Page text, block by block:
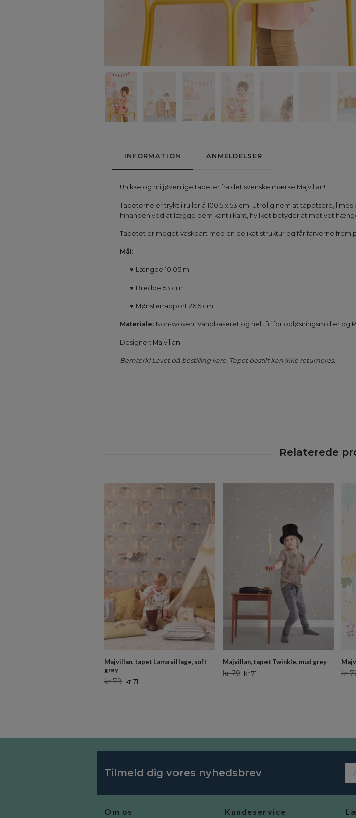
INFORMATION ANMELDELSER
Unikke og miljøvenlige tapeter fra det svenske mærke Majvillan!
Tapeterne er trykt i ruller á 100,5 x 53 cm. Utrolig nem at tapetsere,
hinanden ved at lægge dem kant i kant, hvilket betyder at motivet
Tapetet er meget vaskbart med en delikat struktur og får farverne frem
Mål:
♥ Længde 10,05 m
♥ Bredde 53 cm
♥ Mønsterrapport 26,5 cm
Materiale: Non-woven. Vandbaseret og helt fri for opløsningsmidler og
Designer: Majvillan
Bemærk! Lavet på bestilling vare. Tapet bestilt kan ikke returneres.
Majvillan, tapet Lama village, soft
grey
kr 79 kr 71
Majvillan, tapet Twinkle, mud grey
kr 79 kr 71 kr
Tilmeld dig vores nyhedsbrev
Om os Kundeservice